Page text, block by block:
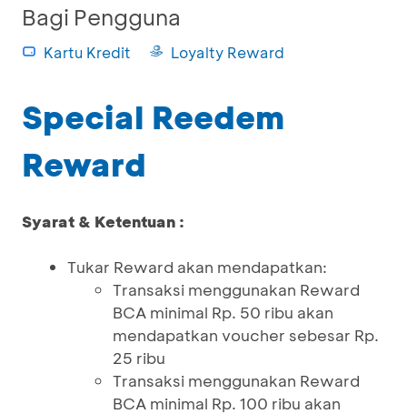
Bagi Pengguna
Kartu Kredit Loyalty Reward
Special Reedem
Reward
Syarat & Ketentuan :
Tukar Reward akan mendapatkan:
Transaksi menggunakan Reward
BCA minimal Rp. 50 ribu akan
mendapatkan voucher sebesar Rp.
25 ribu
Transaksi menggunakan Reward
BCA minimal Rp. 100 ribu akan